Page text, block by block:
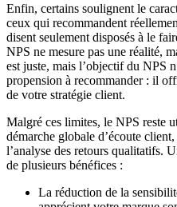
Enfin, certains soulignent le
ceux qui recommandent
disent seulement disposés à le
NPS ne mesure pas une réalité,
est juste, mais l’objectif du NPS
propension à recommander : il
de votre stratégie client.
Malgré ces limites, le NPS reste
démarche globale d’écoute
l’analyse des retours qualitatifs.
de plusieurs bénéfices :
La réduction de la